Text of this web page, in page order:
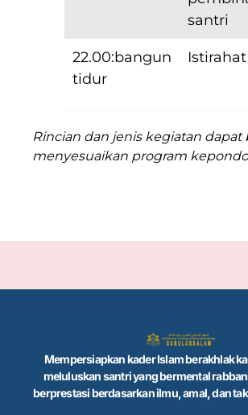
santri
22.00:bangun
tidur
Istirahat
Rincian dan jenis kegiatan dapat
menyesuaikan program
Mempersiapkan kader Islam berakhlak
meluluskan santri yang bermental
berprestasi berdasarkan ilmu, amal, dan